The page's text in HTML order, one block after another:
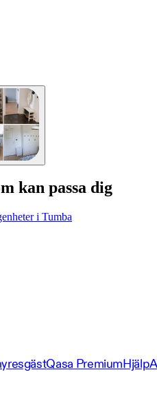
kan passa dig
i Tumba
Qasa PremiumHjälp